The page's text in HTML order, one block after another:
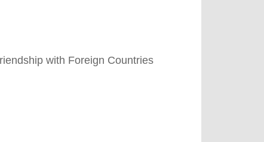
with Foreign Countries